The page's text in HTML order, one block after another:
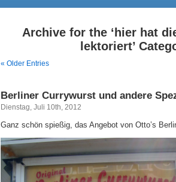
Archive for the ‘hier hat
lektoriert’
« Older Entries
Berliner Currywurst und andere
Dienstag, Juli 10th, 2012
Ganz schön spießig, das Angebot von Otto’s